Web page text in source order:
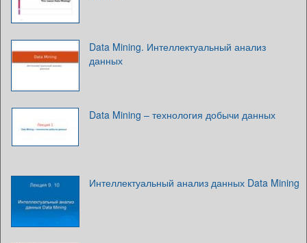
Data Mining. Интеллектуальный анализ
данных
Data Mining – технология добычи данных
Интеллектуальный анализ данных Data Mining